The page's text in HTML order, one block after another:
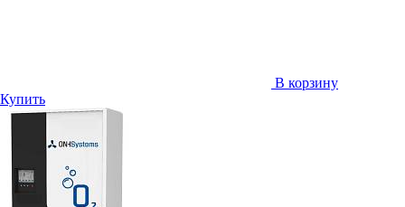
В корзину
Купить